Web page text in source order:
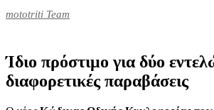
mototriti Team
Ίδιο πρόστιμο για δύο
διαφορετικές παραβάσεις